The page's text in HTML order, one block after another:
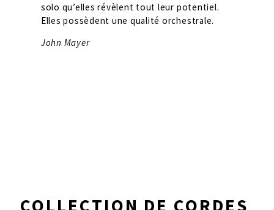
solo qu’elles révèlent tout leur potentiel.
Elles possèdent une qualité orchestrale.
John Mayer
COLLECTION DE CORDES